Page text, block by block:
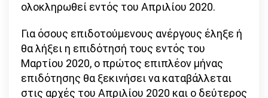
ολοκληρωθεί εντός του Απριλίου 2020.
Για όσους επιδοτούμενους ανέργους έληξε ή
θα λήξει η επιδότησή τους εντός του
Μαρτίου 2020, ο πρώτος επιπλέον μήνας
επιδότησης θα ξεκινήσει να καταβάλλεται
στις αρχές του Απριλίου 2020 και ο δεύτερος